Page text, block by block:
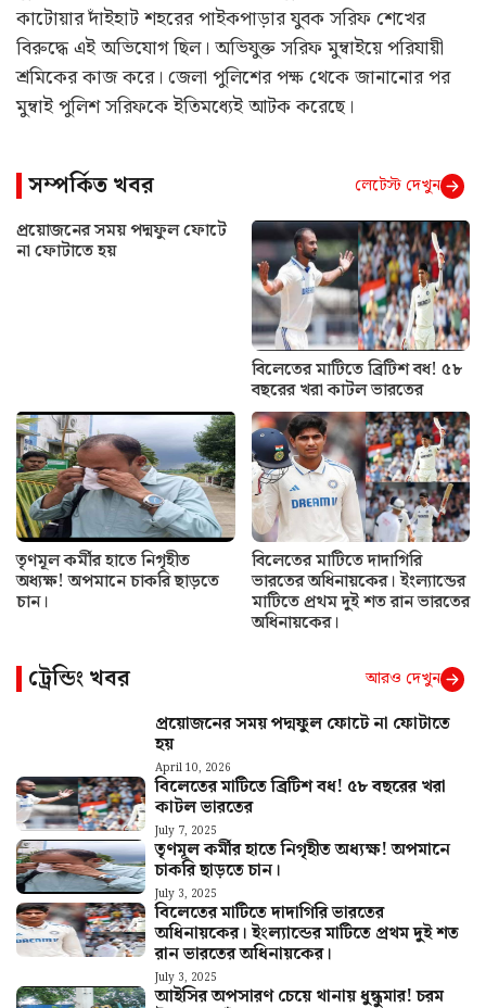
কাটোয়ার দাঁইহাট শহরের পাইকপাড়ার যুবক সরিফ শেখের
বিরুদ্ধে এই অভিযোগ ছিল। অভিযুক্ত সরিফ মুম্বাইয়ে পরিযায়ী
শ্রমিকের কাজ করে। জেলা পুলিশের পক্ষ থেকে জানানোর পর
মুম্বাই পুলিশ সরিফকে ইতিমধ্যেই আটক করেছে।
সম্পর্কিত খবর লেটেস্ট দেখুন
প্রয়োজনের সময় পদ্মফুল ফোটে
না ফোটাতে হয়
বিলেতের মাটিতে ব্রিটিশ বধ! ৫৮
বছরের খরা কাটল ভারতের
তৃণমূল কর্মীর হাতে নিগৃহীত
অধ্যক্ষ! অপমানে চাকরি ছাড়তে
চান।
বিলেতের মাটিতে দাদাগিরি
ভারতের অধিনায়কের। ইংল্যান্ডের
মাটিতে প্রথম দুই শত রান ভারতের
অধিনায়কের।
ট্রেন্ডিং খবর আরও দেখুন
প্রয়োজনের সময় পদ্মফুল ফোটে না ফোটাতে
হয়
April 10, 2026
বিলেতের মাটিতে ব্রিটিশ বধ! ৫৮ বছরের খরা
কাটল ভারতের
July 7, 2025
তৃণমূল কর্মীর হাতে নিগৃহীত অধ্যক্ষ! অপমানে
চাকরি ছাড়তে চান।
July 3, 2025
বিলেতের মাটিতে দাদাগিরি ভারতের
অধিনায়কের। ইংল্যান্ডের মাটিতে প্রথম দুই শত
রান ভারতের অধিনায়কের।
July 3, 2025
আইসির অপসারণ চেয়ে থানায় ধুন্ধুমার! চরম